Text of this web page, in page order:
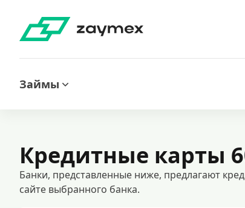
Займы
Кредитные карты
Банки, представленные ниже, предлагают
сайте выбранного банка.